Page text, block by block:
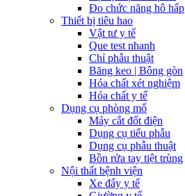
Đo chức năng hô hấp
Thiết bị tiêu hao
Vật tư y tế
Que test nhanh
Chỉ phẫu thuật
Băng keo | Bông gòn
Hóa chất xét nghiệm
Hóa chất y tế
Dụng cụ phòng mổ
Máy cắt đốt điện
Dụng cụ tiểu phẫu
Dụng cụ phẫu thuật
Bồn rửa tay tiệt trùng
Nội thất bệnh viện
Xe đẩy y tế